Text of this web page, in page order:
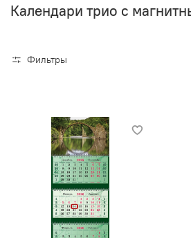
Календари трио с
Фильтры